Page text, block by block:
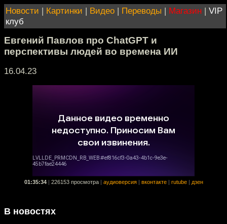
Новости | Картинки | Видео | Переводы | Магазин | VIP
клуб
Евгений Павлов про ChatGPT и
перспективы людей во времена ИИ
16.04.23
01:35:34 226153 просмотра аудиоверсия вконтакте rutube дзен
В новостях